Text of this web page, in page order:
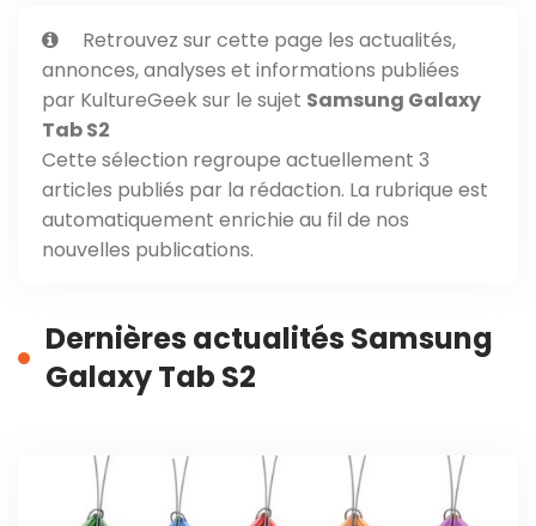
Retrouvez sur cette page les actualités,
annonces, analyses et informations publiées
par KultureGeek sur le sujet Samsung Galaxy
Tab S2
Cette sélection regroupe actuellement 3
articles publiés par la rédaction. La rubrique est
automatiquement enrichie au fil de nos
nouvelles publications.
Dernières actualités Samsung
Galaxy Tab S2